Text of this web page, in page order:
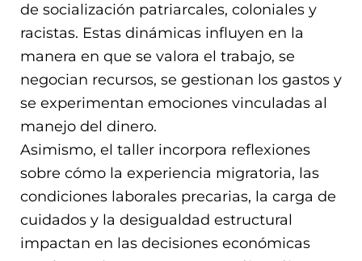
de socialización patriarcales, coloniales y
racistas. Estas dinámicas influyen en la
manera en que se valora el trabajo, se
negocian recursos, se gestionan los gastos y
se experimentan emociones vinculadas al
manejo del dinero.
Asimismo, el taller incorpora reflexiones
sobre cómo la experiencia migratoria, las
condiciones laborales precarias, la carga de
cuidados y la desigualdad estructural
impactan en las decisiones económicas